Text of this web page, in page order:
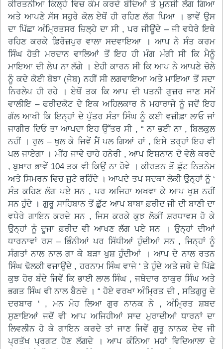
ਕੀਰਤਨੀਆ ਕਿਲ੍ਹੇ ਵਿਚ ਕੰਮ ਕਰਦੇ ਬੰਦਿਆਂ ਤੇ ਮੁਨਸ਼ੀ ਲੱਗ ਗਿਆ
ਅਤੇ ਆਪਣੇ ਸੱਸ ਸਹੁਰੇ ਕੋਲ ਏਥੋਂ ਹੀ ਰਹਿਣ ਲੱਗ ਪਿਆ । ਭਾਵੇਂ ਉਸ
ਦਾ ਪਿੱਛਾ ਅੰਮ੍ਰਿਤਸਰ ਜ਼ਿਲ੍ਹੇ ਦਾ ਸੀ , ਪਰ ਜੀਊਂਦੇ – ਜੀ ਵਧੇਰੇ ਇਥੇ
ਰਹਿਣ ਕਰਕੇ ਫ਼ਿਰੋਜ਼ਪੁਰ ਵਾਲਾ ਸਦਵਾਇਆ । ਆਪ ਨੇ ਸੰਤ ਕਰਮ
ਸਿੰਘ ਹੋਤੀ ਮਰਦਾਨ ਵਾਲਿਆਂ ਤੋਂ ਇਹ ਹੀ ਮੰਗ ਮੰਗੀ ਸੀ ਕਿ ਮੈਨੂੰ
ਮਾਇਆ ਦੀ ਲੇਪ ਨਾ ਲੱਗੇ । ਏਹੀ ਕਾਰਨ ਸੀ ਕਿ ਆਪ ਨੇ ਆਪਣੇ ਚੋਲੇ
ਨੂੰ ਕਦੇ ਕੋਈ ਬੋਝਾ (ਜੇਬ) ਨਹੀਂ ਸੀ ਲਗਵਾਇਆ ਅਤੇ ਮਾਇਆ ਤੋਂ ਸਦਾ
ਨਿਰਲੇਪ ਹੀ ਰਹੇ । ਏਥੋਂ ਤਕ ਕਿ ਆਪ ਦੀ ਪਤਨੀ ਗੁਜ਼ਰ ਜਾਣ ਸਮੇਂ
ਵਾਲੀਇ – ਫਰੀਦਕੋਟ ਦੇ ਇਕ ਅਹਿਲਕਾਰ ਨੇ ਮਹਾਰਾਜੇ ਨੂੰ ਜਦੋਂ ਇਹ
ਗੱਲ ਆਖੀ ਕਿ ਇਨ੍ਹਾਂ ਦੇ ਪੁੱਤਰ ਸੰਤਾ ਸਿੰਘ ਨੂੰ ਕਈ ਵਜ਼ੀਫ਼ਾ ਲਾਓ ਜਾਂ
ਜਾਗੀਰ ਦਿਓ ਤਾ ਆਪਦਾ ਇਹ ਉੱਤਰ ਸੀ , “ ਨਾ ਭਈ ਨਾ , ਬਿਲਕੁਲ
ਨਹੀਂ । ਰੁਲ – ਖੁਲ ਕੇ ਜਿਵੇਂ ਮੈਂ ਪਲ ਗਿਆਂ ਹਾਂ , ਇਸੇ ਤਰ੍ਹਾਂ ਇਹ ਵੀ
ਪਲ ਜਾਏਗਾ । ਮੀਂਹ ਜਾਵੇ ਚਾਹੇ ਹਨੇਰੀ , ਆਪ ਇਸ਼ਨਾਨ ਦੋ ਵੇਲੇ ਕਰਦੇ
, ਬੁਖ਼ਾਰ ਭਾਵੇਂ 104 ਤਕ ਵੀ ਕਿਉਂ ਨਾ ਹੋਵੇ । ਕੀਰਤਨ ਤੋਂ ਛੁੱਟ ਨਿਤਨੇਮ
ਅਤੇ ਸਿਮਰਨ ਵਿਚ ਜੁਟੇ ਰਹਿੰਦੇ । ਆਪਦੇ ਤਪ ਸਦਕਾ ਲੋਕੀ ਉਨ੍ਹਾਂ ਨੂੰ ‘
ਸੰਤ ਕਹਿਣ ਲੱਗ ਪਏ ਸਨ , ਪਰ ਅਜਿਹਾ ਅਖਵਾ ਕੇ ਆਪ ਖੁਸ਼ ਨਹੀਂ
ਸਨ ਹੁੰਦੇ । ਗੁਰੂ ਸਾਹਿਬਾਨ ਤੋਂ ਛੁੱਟ ਆਪ ਬਾਬਾ ਫ਼ਰੀਦ ਜੀ ਦੀ ਬਾਣੀ ਦਾ
ਵਧੇਰੇ ਗਾਇਨ ਕਰਦੇ ਸਨ , ਜਿਸ ਕਰਕੇ ਕੁਝ ਲੋਕੀਂ ਸ਼ਰਧਾਵਸ ਹੋ ਕੇ
ਉਨ੍ਹਾਂ ਨੂੰ ਦੂਜਾ ਫ਼ਰੀਦ ਵੀ ਆਖਣ ਲੱਗ ਪਏ ਸਨ । ਉਨ੍ਹਾਂ ਦੀਆਂ
ਧਾਰਨਾਵਾਂ ਰਸ – ਭਿੰਨੀਆਂ ਪਰ ਸਿੱਧੀਆਂ ਹੁੰਦੀਆਂ ਸਨ , ਜਿਨ੍ਹਾਂ ਨੂੰ
ਸੰਗਤਾਂ ਨਾਲ ਨਾਲ ਗਾ ਕੇ ਬੜਾ ਖੁਸ਼ ਹੁੰਦੀਆਂ । ਆਪ ਦੇ ਨਾਲ ਰਤਨ
ਸਿੰਘ ਢੋਲਕੀ ਵਜਾਉਂਦੇ , ਹਰਨਾਮ ਸਿੰਘ ਵਾਜੇ ‘ ਤੇ ਹੁੰਦੇ ਅਤੇ ਜਥੇ ਦੇ ਪਿੱਛੇ
ਕੁਝ ਹੋਰ ਬੰਦੇ ਜਿਵੇਂ ਕਿ ਭਾਈ ਲਾਲ ਸਿੰਘ , ਜਥੇਦਾਰ ਠਾਕੁਰ ਸਿੰਘ ਅਤੇ
ਭਗਤ ਸਿੰਘ ਵੀ ਨਾਲ ਬੈਠਦੇ । “ ਹੋਏ ਵਰਖਾ ਅੰਮ੍ਰਿਤ ਦੀ , ਸਤਿਗੁਰੂ ਦੇ
ਦਰਬਾਰ ‘ , ਮਨ ਮੋਹ ਲਿਆ ਗੁਰ ਨਾਨਕ ਨੇ , ਅੰਮ੍ਰਿਤ ਸ਼ਬਦ
ਸੁਣਾਇਆਂ ਜਦੋਂ ਵੀ ਆਪ ਅਜਿਹੀਆਂ ਸਾਦ ਮੁਰਾਦੀਆਂ ਧਾਰਨਾਂ ਦਾ
ਲਿਵਲੀਨ ਹੋ ਕੇ ਗਾਇਨ ਕਰਦੇ ਤਾਂ ਜਾਣ ਜਿਵੇਂ ਗੁਰੂ ਨਾਨਕ ਦੇਵ ਜੀ
ਪ੍ਰਤੱਖ ਪ੍ਰਗਟ ਹੋਣ ਲੱਗਦੇ । ਆਪ ਕੰਨਿਆ ਮਹਾਂ ਵਿਦਿਆਲਾ ਦੇ